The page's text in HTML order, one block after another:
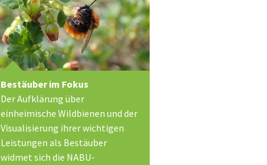
Bestäuber im Fokus
Der Aufklärung über
einheimische Wildbienen und der
Visualisierung ihrer wichtigen
Leistungen als Bestäuber
widmet sich die NABU-